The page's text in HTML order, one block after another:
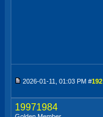
2026-01-11, 01:03 PM #192
19971984